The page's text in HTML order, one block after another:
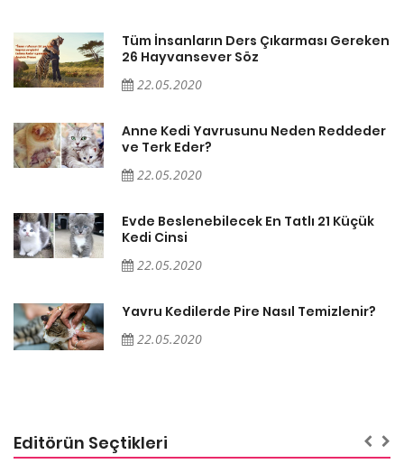
Tüm İnsanların Ders Çıkarması Gereken
26 Hayvansever Söz
22.05.2020
Anne Kedi Yavrusunu Neden Reddeder
ve Terk Eder?
22.05.2020
Evde Beslenebilecek En Tatlı 21 Küçük
Kedi Cinsi
22.05.2020
Yavru Kedilerde Pire Nasıl Temizlenir?
22.05.2020
Editörün Seçtikleri